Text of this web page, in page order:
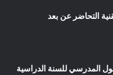
التحاضر عن بعد
المدرسي للسنة الدراسية